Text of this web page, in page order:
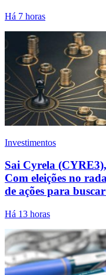
Há 7 horas
Investimentos
Sai Cyrela
Com eleições no
de ações para
Há 13 horas